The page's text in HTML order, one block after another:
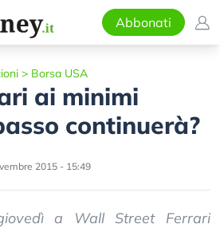
Abbonati
> Borsa USA
ai minimi
continuerà?
2015 - 15:49
a Wall Street Ferrari